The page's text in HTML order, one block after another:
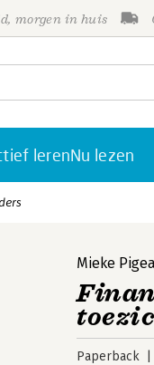
morgen in huis
lerenNu lezen
Mieke
Paperback